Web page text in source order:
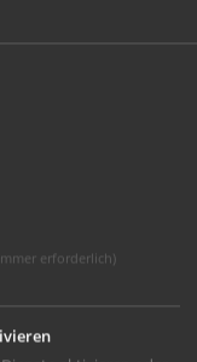
erforderlich)